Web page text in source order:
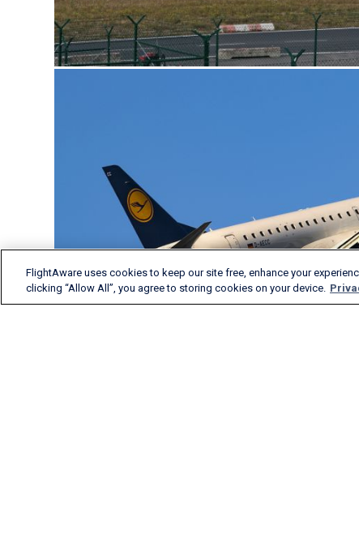
FlightAware uses cookies to keep our site free, enhance your
clicking “Allow All”, you agree to storing cookies on your device.